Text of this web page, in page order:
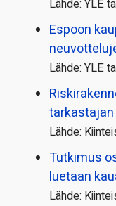
Lähde: YLE
Espoon
Lähde: YLE
Lähde:
Tutkimus
luetaan
Lähde: